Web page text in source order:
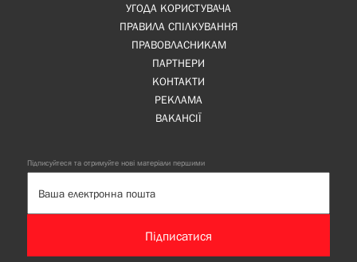
УГОДА КОРИСТУВАЧА
ПРАВИЛА СПІЛКУВАННЯ
ПРАВОВЛАСНИКАМ
ПАРТНЕРИ
КОНТАКТИ
РЕКЛАМА
ВАКАНСІЇ
Підписуйтеся та отримуйте нові матеріали першими
Підписатися